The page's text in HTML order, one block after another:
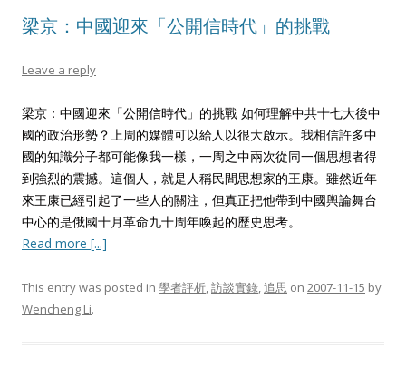
梁京：中國迎來「公開信時代」的挑戰
Leave a reply
梁京：中國迎來「公開信時代」的挑戰 如何理解中共十七大後中
國的政治形勢？上周的媒體可以給人以很大啟示。我相信許多中
國的知識分子都可能像我一樣，一周之中兩次從同一個思想者得
到強烈的震撼。這個人，就是人稱民間思想家的王康。雖然近年
來王康已經引起了一些人的關注，但真正把他帶到中國輿論舞台
中心的是俄國十月革命九十周年喚起的歷史思考。
Read more [...]
This entry was posted in 學者評析,訪談實錄,追思 on 2007-11-15 by
Wencheng Li.